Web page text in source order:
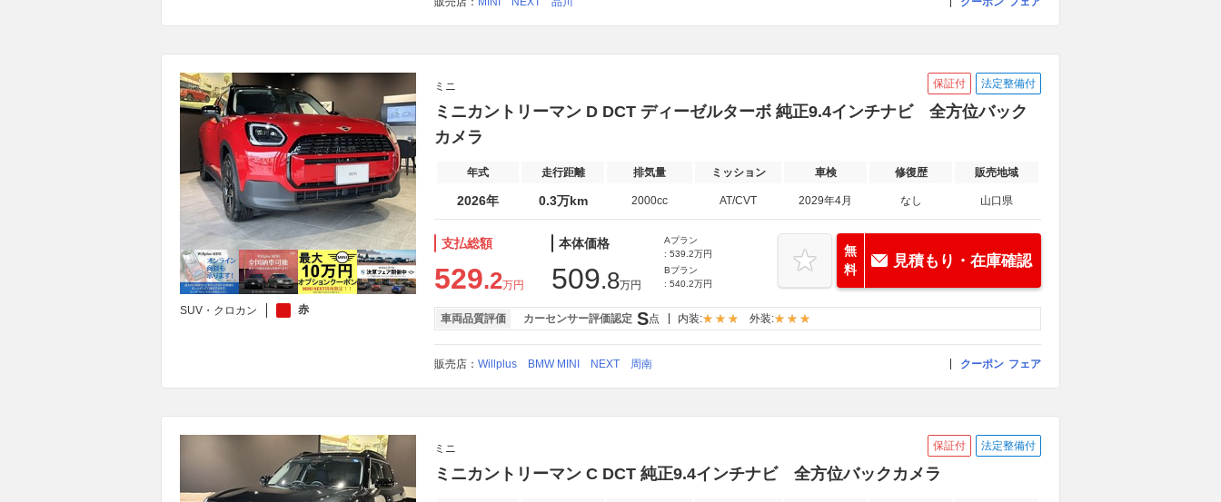
SUV・クロカン 赤
ミニ 保証付 法定整備付
ミニカントリーマン D DCT ディーゼルターボ 純正9.4インチナビ 全方位バック
カメラ
年式 走行距離 排気量 ミッション 車検 修復歴 販売地域
2026年 0.3万km 2000cc AT/CVT 2029年4月 なし 山口県
支払総額
529.2万円
本体価格
509.8万円
Aプラン
: 539.2万円
Bプラン
: 540.2万円
無
料
見積もり・在庫確認
車両品質評価 カーセンサー評価認定 S点 内装: 外装:
販売店： Willplus BMW MINI NEXT 周南 クーポン フェア
ミニ 保証付 法定整備付
ミニカントリーマン C DCT 純正9.4インチナビ 全方位バックカメラ